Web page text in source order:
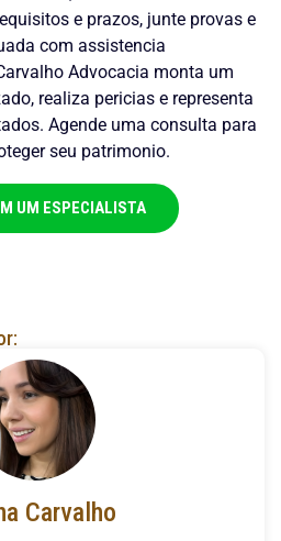
e prazos, junte provas e
com assistencia
Advocacia monta um
realiza pericias e representa
Agende uma consulta para
seu patrimonio.
UM ESPECIALISTA
Carvalho